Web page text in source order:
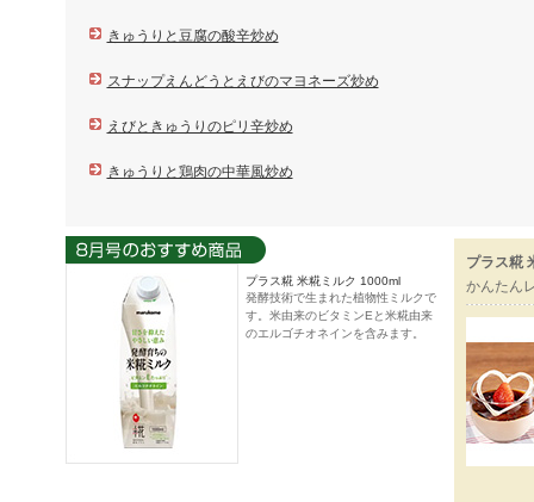
きゅうりと豆腐の酸辛炒め
スナップえんどうとえびのマヨネーズ炒め
えびときゅうりのピリ辛炒め
きゅうりと鶏肉の中華風炒め
プラス糀 米糀ミルク 1000ml
発酵技術で生まれた植物性ミルクで
す。米由来のビタミンEと米糀由来
のエルゴチオネインを含みます。
プラス糀
かんたん